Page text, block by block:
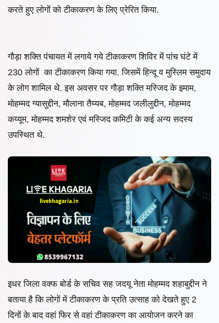
करते हुए लोगों को टीकाकरण के लिए प्रेरित किया.
गौड़ा शक्ति पंचायत में लगाये गये टीकाकरणशिविर मेंपांच घंटे में
230 लोगों का टीकाकरण किया गया. जिसमें हिन्दू व मुस्लिम समुदाय
के लोग शामिल थेे.इस अवसर पर गौड़ा शक्ति मस्जिद के इमाम,
मोहम्मद ग्यासुद्दीन, मौलाना तैय्यब, मोहम्मद जलीलुद्दीन, मोहम्मद
कय्यूम, मोहम्मद शमशेर एवं मस्जिद कमिटी के कई अन्य सदस्य
उपस्थित थे.
इधर जिला वक्फ बोर्ड के सचिव सह जदयू नेता मोहम्मद शहाबुद्दीन ने
बताया है किलोगों में टीकाकरण के प्रति उत्साह को देखते हुए 2
दिनों के बाद वहां फिर से वहां टीकाकरण का आयोजन करने का